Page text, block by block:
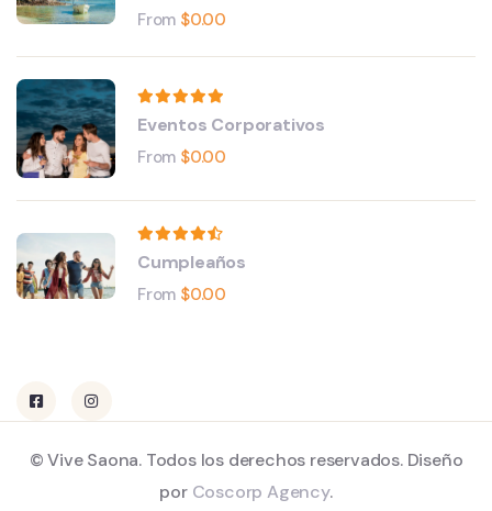
From $0.00
Eventos Corporativos
From $0.00
Cumpleaños
From $0.00
© Vive Saona. Todos los derechos reservados. Diseño
por Coscorp Agency.